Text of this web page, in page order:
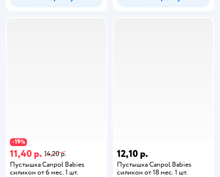
−19%
11,40 р. 14,20 р.
Пустышка Canpol Babies
силикон от 6 мес. 1 шт.
12,10 р.
Пустышка Canpol Babies
силикон от 18 мес. 1 шт.